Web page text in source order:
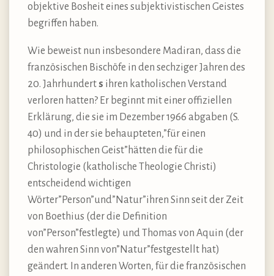
objektive Bosheit eines subjektivistischen Geistes
begriffen haben.
Wie beweist nun insbesondere Madiran, dass die
französischen Bischöfe in den sechziger Jahren des
20. Jahrhundert s ihren katholischen Verstand
verloren hatten? Er beginnt mit einer offiziellen
Erklärung, die sie im Dezember 1966 abgaben (S.
40) und in der sie behaupteten,”für einen
philosophischen Geist”hätten die für die
Christologie (katholische Theologie Christi)
entscheidend wichtigen
Wörter”Person”und”Natur”ihren Sinn seit der Zeit
von Boethius (der die Definition
von”Person”festlegte) und Thomas von Aquin (der
den wahren Sinn von”Natur”festgestellt hat)
geändert. In anderen Worten, für die französischen